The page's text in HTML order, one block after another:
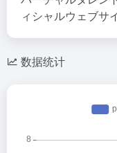
ィシャルウェブサ
数据统计